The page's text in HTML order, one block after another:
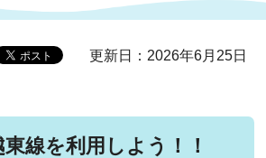
更新日：2026年6月25日
線を利用しよう！！